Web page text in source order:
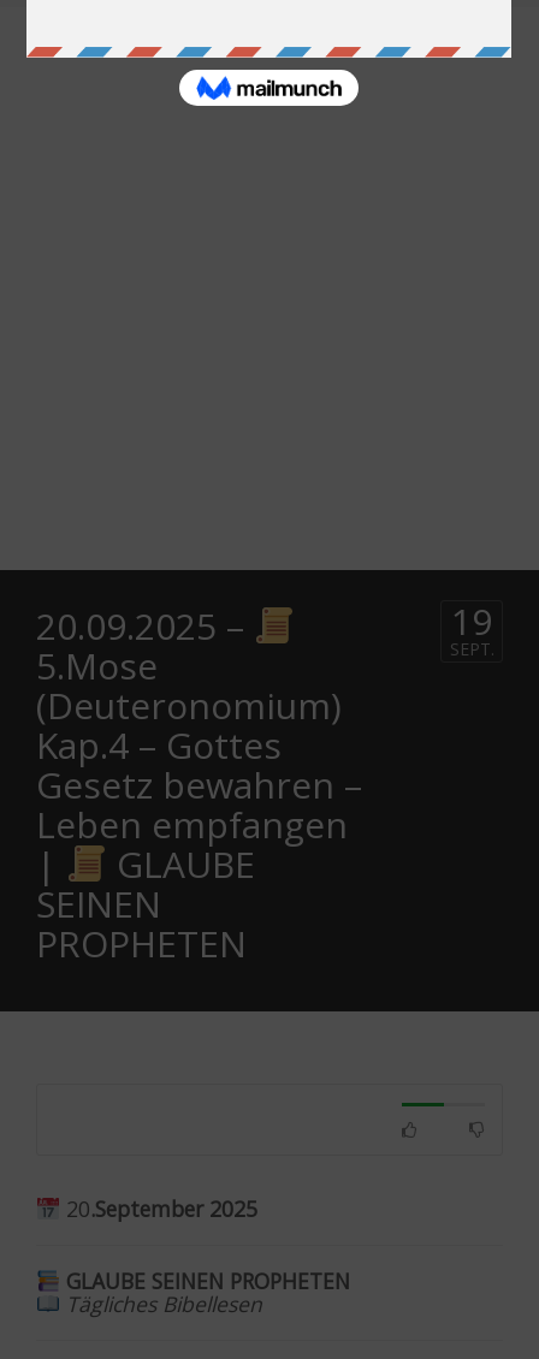
20.09.2025 –
5.Mose
(Deuteronomium)
Kap.4 – Gottes
Gesetz bewahren –
Leben empfangen
|
GLAUBE
SEINEN
PROPHETEN
19
SEPT.
20.September 2025
GLAUBE SEINEN PROPHETEN
Tägliches Bibellesen